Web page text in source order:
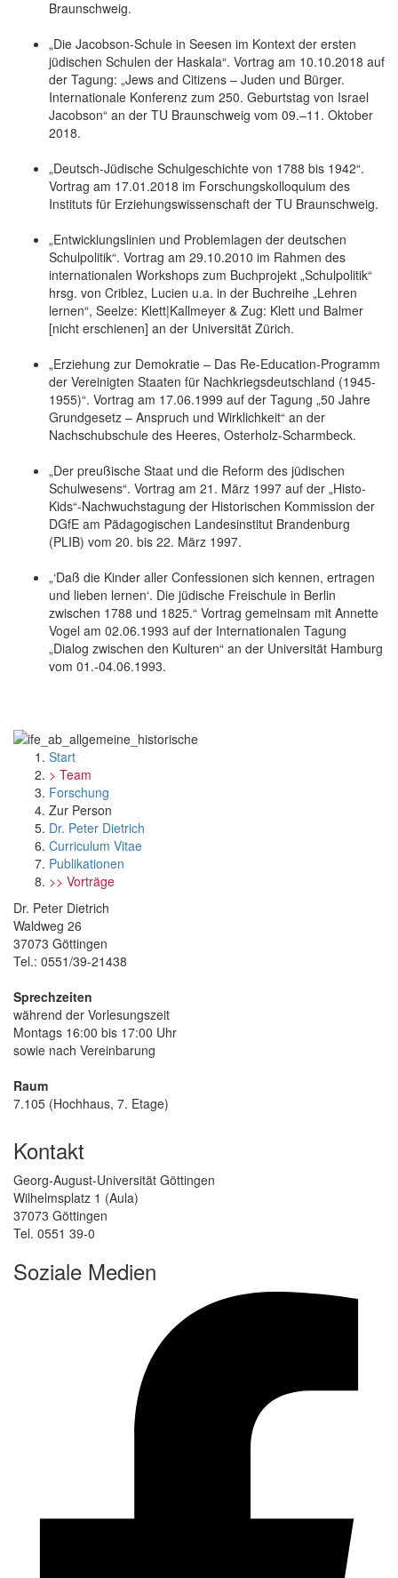
Braunschweig.
„Die Jacobson-Schule in Seesen im Kontext der ersten
jüdischen Schulen der Haskala“. Vortrag am 10.10.2018 auf
der Tagung: „Jews and Citizens – Juden und Bürger.
Internationale Konferenz zum 250. Geburtstag von Israel
Jacobson“ an der TU Braunschweig vom 09.–11. Oktober
2018.
„Deutsch-Jüdische Schulgeschichte von 1788 bis 1942“.
Vortrag am 17.01.2018 im Forschungskolloquium des
Instituts für Erziehungswissenschaft der TU Braunschweig.
„Entwicklungslinien und Problemlagen der deutschen
Schulpolitik“. Vortrag am 29.10.2010 im Rahmen des
internationalen Workshops zum Buchprojekt „Schulpolitik“
hrsg. von Criblez, Lucien u.a. in der Buchreihe „Lehren
lernen“, Seelze: Klett|Kallmeyer & Zug: Klett und Balmer
[nicht erschienen] an der Universität Zürich.
„Erziehung zur Demokratie – Das Re-Education-Programm
der Vereinigten Staaten für Nachkriegsdeutschland (1945-
1955)“. Vortrag am 17.06.1999 auf der Tagung „50 Jahre
Grundgesetz – Anspruch und Wirklichkeit“ an der
Nachschubschule des Heeres, Osterholz-Scharmbeck.
„Der preußische Staat und die Reform des jüdischen
Schulwesens“. Vortrag am 21. März 1997 auf der „Histo-
Kids“-Nachwuchstagung der Historischen Kommission der
DGfE am Pädagogischen Landesinstitut Brandenburg
(PLIB) vom 20. bis 22. März 1997.
„‘Daß die Kinder aller Confessionen sich kennen, ertragen
und lieben lernen‘. Die jüdische Freischule in Berlin
zwischen 1788 und 1825.“ Vortrag gemeinsam mit Annette
Vogel am 02.06.1993 auf der Internationalen Tagung
„Dialog zwischen den Kulturen“ an der Universität Hamburg
vom 01.-04.06.1993.
Start
> Team
Forschung
Zur Person
Dr. Peter Dietrich
Curriculum Vitae
Publikationen
>> Vorträge
Dr. Peter Dietrich
Waldweg 26
37073 Göttingen
Tel.: 0551/39-21438
Sprechzeiten
während der Vorlesungszeit
Montags 16:00 bis 17:00 Uhr
sowie nach Vereinbarung
Raum
7.105 (Hochhaus, 7. Etage)
Kontakt
Georg-August-Universität Göttingen
Wilhelmsplatz 1 (Aula)
37073 Göttingen
Tel. 0551 39-0
Soziale Medien